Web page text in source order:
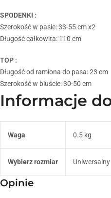
SPODENKI :
Szerokość w pasie: 33-55 cm x2
Długość całkowita: 110 cm
TOP :
Długość od ramiona do pasa: 23 cm
Szerokość w biuście: 30-50 cm
Informacje
Waga 0.5 kg
Wybierz rozmiar Uniwersalny
Opinie